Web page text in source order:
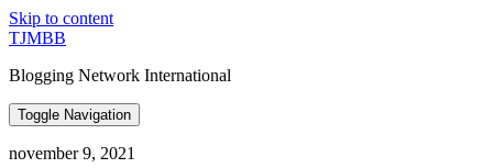
Skip to content
TJMBB
Blogging Network International
Toggle Navigation
november 9, 2021